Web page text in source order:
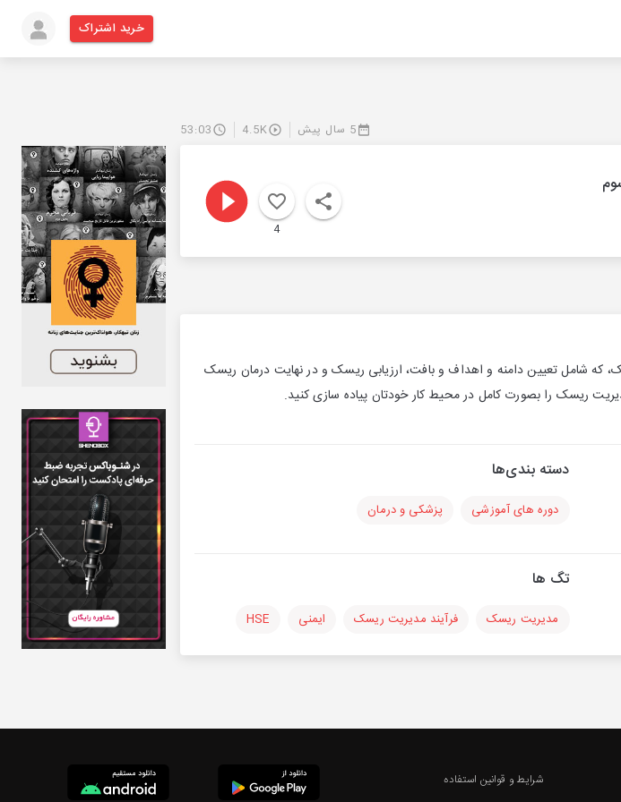
خرید اشتراک
5 سال پیش 4.5K
53:03
4
شامل تعیین دامنه و اهداف و بافت، ارزیابی ریسک و در نهایت درمان ریسک
ریسک را بصورت کامل در محیط کار خودتان پیاده سازی کنید.
دسته بندی‌ها
دوره های آموزشی پزشکی و درمان
تگ ها
مدیریت ریسک فرآیند مدیریت ریسک ایمنی HSE
شرایط و قوانین استفاده